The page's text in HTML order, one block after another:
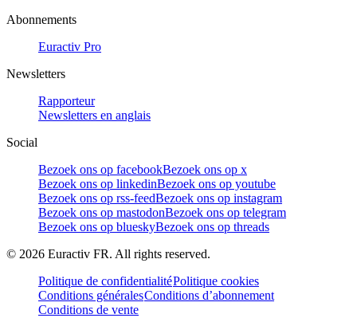
Abonnements
Euractiv Pro
Newsletters
Rapporteur
Newsletters en anglais
Social
Bezoek ons op facebookBezoek ons op x
Bezoek ons op linkedinBezoek ons op youtube
Bezoek ons op rss-feedBezoek ons op instagram
Bezoek ons op mastodonBezoek ons op telegram
Bezoek ons op blueskyBezoek ons op threads
© 2026 Euractiv FR. All rights reserved.
Politique de confidentialitéPolitique cookies
Conditions généralesConditions d’abonnement
Conditions de vente